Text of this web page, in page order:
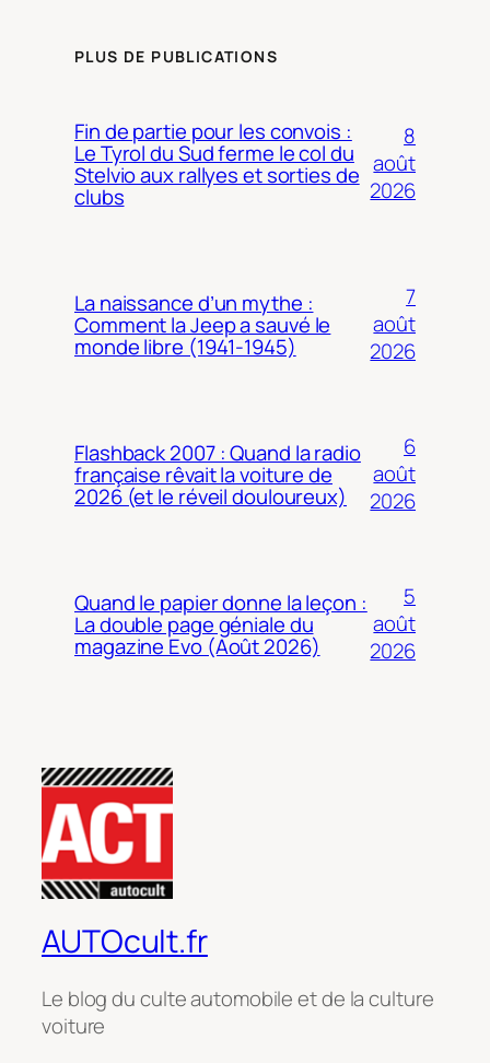
PLUS DE PUBLICATIONS
Fin de partie pour les convois :
Le Tyrol du Sud ferme le col du
Stelvio aux rallyes et sorties de
clubs
8
août
2026
La naissance d’un mythe :
Comment la Jeep a sauvé le
monde libre (1941-1945)
7
août
2026
Flashback 2007 : Quand la radio
française rêvait la voiture de
2026 (et le réveil douloureux)
6
août
2026
Quand le papier donne la leçon :
La double page géniale du
magazine Evo (Août 2026)
5
août
2026
AUTOcult.fr
Le blog du culte automobile et de la culture
voiture